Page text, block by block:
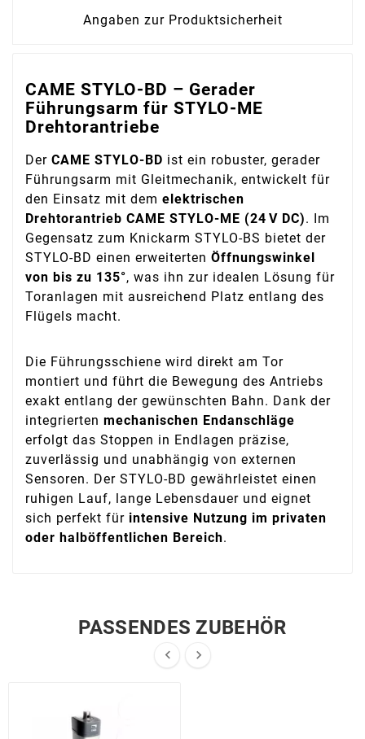
Angaben zur Produktsicherheit
CAME STYLO-BD – Gerader
Führungsarm für STYLO-ME
Drehtorantriebe
Der CAME STYLO-BD ist ein robuster, gerader
Führungsarm mit Gleitmechanik, entwickelt für
den Einsatz mit dem elektrischen
Drehtorantrieb CAME STYLO-ME (24 V DC). Im
Gegensatz zum Knickarm STYLO-BS bietet der
STYLO-BD einen erweiterten Öffnungswinkel
von bis zu 135°, was ihn zur idealen Lösung für
Toranlagen mit ausreichend Platz entlang des
Flügels macht.
Die Führungsschiene wird direkt am Tor
montiert und führt die Bewegung des Antriebs
exakt entlang der gewünschten Bahn. Dank der
integrierten mechanischen Endanschläge
erfolgt das Stoppen in Endlagen präzise,
zuverlässig und unabhängig von externen
Sensoren. Der STYLO-BD gewährleistet einen
ruhigen Lauf, lange Lebensdauer und eignet
sich perfekt für intensive Nutzung im privaten
oder halböffentlichen Bereich.
PASSENDES ZUBEHÖR
 